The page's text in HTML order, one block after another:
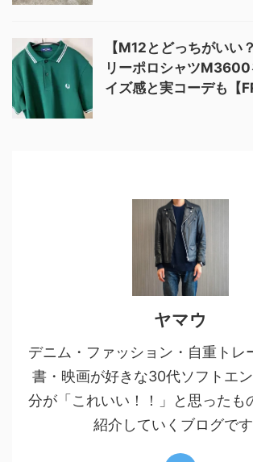
【M12とどっちがいい
リーポロシャツ
イズ感と実コーデも【
ヤマウ
デニム・ファッション・自重トレ
書・映画が好きな30代ソフトエ
分が「これいい！！」と思ったも
紹介していくブログです